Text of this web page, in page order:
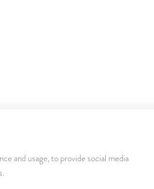
Bezplatné klientske centrum
and usage, to provide social media